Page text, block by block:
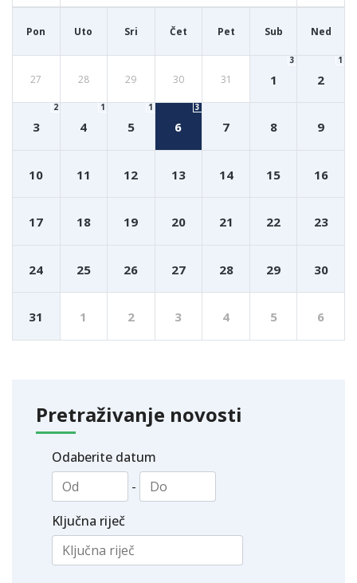
Pon Uto Sri Čet Pet Sub Ned
27 28 29 30 31 1
3
2
1
3
2
4
1
5
1
6
3
7 8 9
10 11 12 13 14 15 16
17 18 19 20 21 22 23
24 25 26 27 28 29 30
31 1 2 3 4 5 6
Pretraživanje novosti
Odaberite datum
-
Ključna riječ